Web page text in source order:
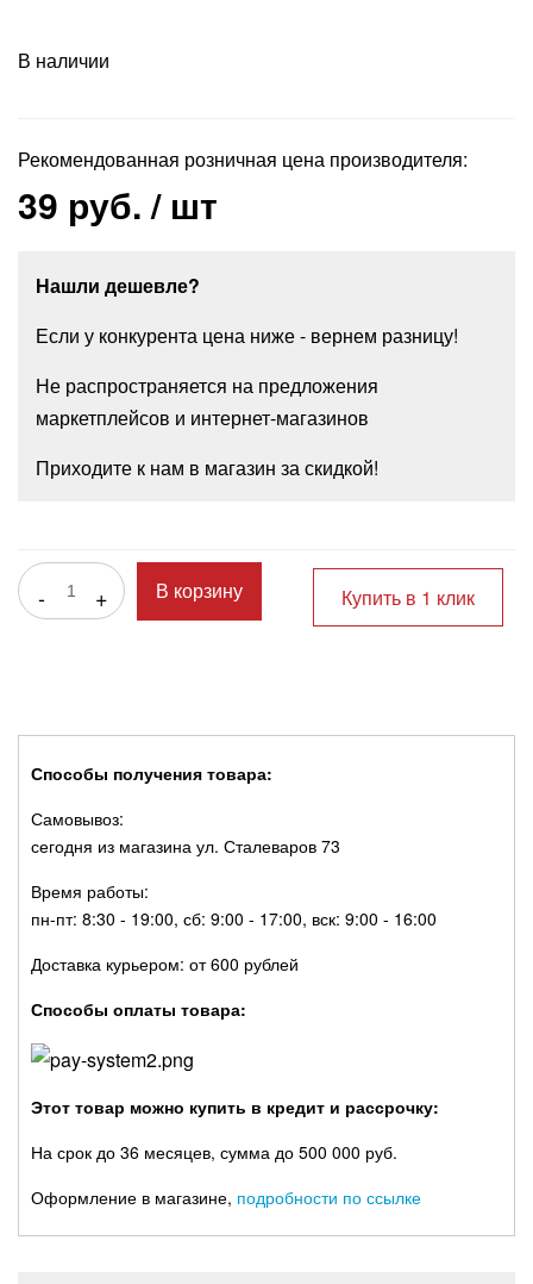
В наличии
Рекомендованная розничная цена производителя:
39 руб./ шт
Нашли дешевле?
Если у конкурента цена ниже - вернем разницу!
Не распространяется на предложения
маркетплейсов и интернет-магазинов
Приходите к нам в магазин за скидкой!
- + В корзину Купить в 1 клик
Способы получения товара:
Самовывоз:
сегодня из магазина ул. Сталеваров 73
Время работы:
пн-пт: 8:30 - 19:00, сб: 9:00 - 17:00, вск: 9:00 - 16:00
Доставка курьером: от 600 рублей
Способы оплаты товара:
Этот товар можно купить в кредит и рассрочку:
На срок до 36 месяцев, сумма до 500 000 руб.
Оформление в магазине, подробности по ссылке